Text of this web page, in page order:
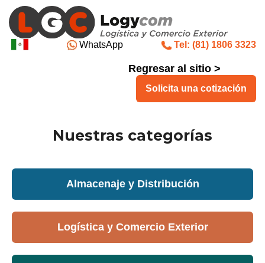
WhatsApp Tel: (81) 1806 3323
Regresar al sitio >
Solicita una cotización
Nuestras categorías
Almacenaje y Distribución
Logística y Comercio Exterior